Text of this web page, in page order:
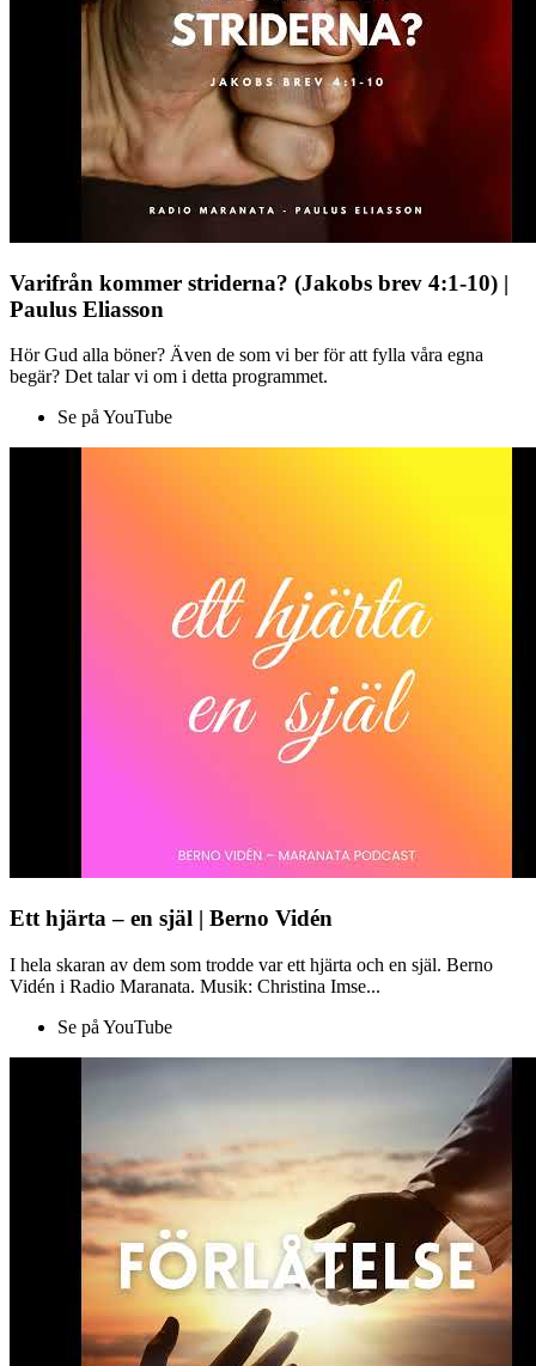
Varifrån kommer striderna? (Jakobs brev 4:1-10) |
Paulus Eliasson
Hör Gud alla böner? Även de som vi ber för att fylla våra egna
begär? Det talar vi om i detta programmet.
Se på YouTube
Ett hjärta – en själ | Berno Vidén
I hela skaran av dem som trodde var ett hjärta och en själ. Berno
Vidén i Radio Maranata. Musik: Christina Imse...
Se på YouTube